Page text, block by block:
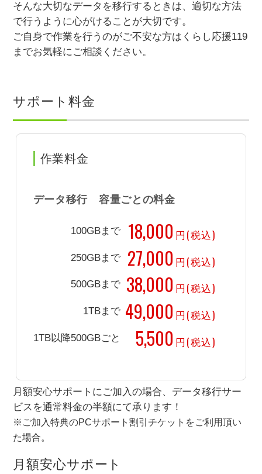
そんな大切なデータを移行するときは、適切な方法
で行うように心がけることが大切です。
ご自身で作業を行うのがご不安な方はくらし応援119
までお気軽にご相談ください。
サポート料金
作業料金
データ移行 容量ごとの料金
100GBまで 18,000 円(税込)
250GBまで 27,000 円(税込)
500GBまで 38,000 円(税込)
1TBまで 49,000 円(税込)
1TB以降500GBごと 5,500 円(税込)
月額安心サポートにご加入の場合、データ移行サー
ビスを通常料金の半額にて承ります！
※ご加入特典のPCサポート割引チケットをご利用頂い
た場合。
月額安心サポート